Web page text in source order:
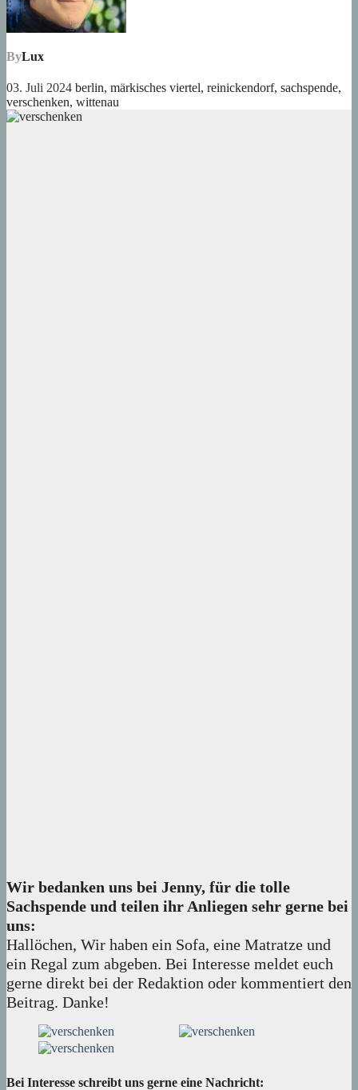
ByLux
03. Juli 2024 berlin, märkisches viertel, reinickendorf, sachspende,
verschenken, wittenau
Wir bedanken uns bei Jenny, für die tolle
Sachspende und teilen ihr Anliegen sehr gerne bei
uns:
Hallöchen, Wir haben ein Sofa, eine Matratze und
ein Regal zum abgeben. Bei Interesse meldet euch
gerne direkt bei der Redaktion oder kommentiert den
Beitrag. Danke!
Bei Interesse schreibt uns gerne eine Nachricht: